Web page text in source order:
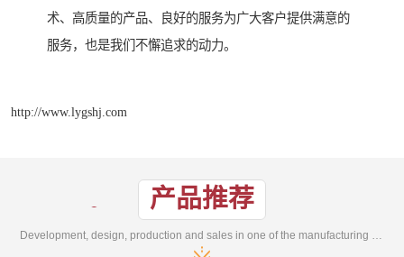
术、高质量的产品、良好的服务为广大客户提供满意的
服务，也是我们不懈追求的动力。
http://www.lygshj.com
产品推荐
Development, design, production and sales in one of the manufacturing enterprises